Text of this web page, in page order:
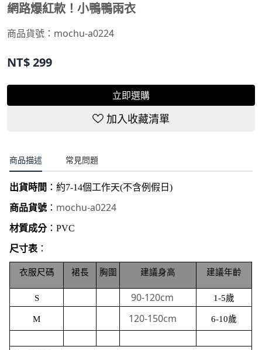
網路爆紅款！小鴨鴨雨衣
商品貨號： mochu-a0224
NT$299
立即選購
加入收藏清單
商品描述 常見問題
出貨時間 ：約7-14個工作天(不含例假日 )
商品貨號： mochu-a0224
材質成分：PVC
尺寸表 ：
衣服尺碼 裙長 胸圍 建議身高 建議年齡
S 90-120cm 1-5歲
M 120-150cm 6-10歲